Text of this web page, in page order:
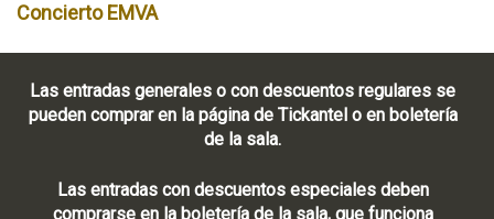
Concierto EMVA
Las entradas generales o con descuentos regulares se
pueden comprar en la página de Tickantel o en boletería
de la sala.
Las entradas con descuentos especiales deben
comprarse en la boletería de la sala, que funciona